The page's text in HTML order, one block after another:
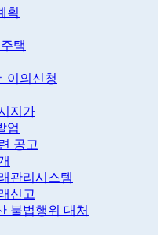
획
택
이의신청
지가
업
공고
관리시스템
신고
불법행위 대처